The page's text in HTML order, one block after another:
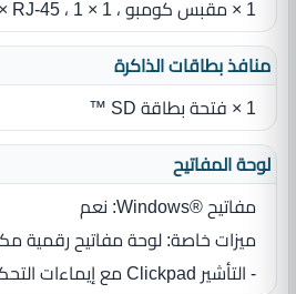
1 × مقبس كومبو ، 1 × RJ-45 ، 1 × متكامل
منافذ بطاقات الذاكرة
1 × فتحة بطاقة SD ™
لوحة المفاتيح
مفاتيح ®Windows: نعم
ميزات خاصة: لوحة مفاتيح رقمية مكونة
- التأشير Clickpad مع إيماءات التحكم متعددة اللمس